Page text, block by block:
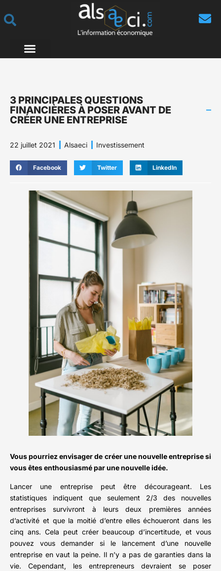
3 PRINCIPALES QUESTIONS
FINANCIÈRES À POSER AVANT DE
CRÉER UNE ENTREPRISE
22 juillet 2021 Alsaeci Investissement
Facebook Twitter LinkedIn
Vous pourriez envisager de créer une nouvelle entreprise si
vous êtes enthousiasmé par une nouvelle idée.
Lancer une entreprise peut être décourageant. Les
statistiques indiquent que seulement 2/3 des nouvelles
entreprises survivront à leurs deux premières années
d’activité et que la moitié d’entre elles échoueront dans les
cinq ans. Cela peut créer beaucoup d’incertitude, et vous
pouvez vous demander si le lancement d’une nouvelle
entreprise en vaut la peine. Il n’y a pas de garanties dans la
vie. Cependant, les entrepreneurs devraient se poser